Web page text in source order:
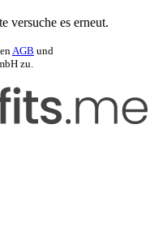
versuche es erneut.
AGB und
zu.